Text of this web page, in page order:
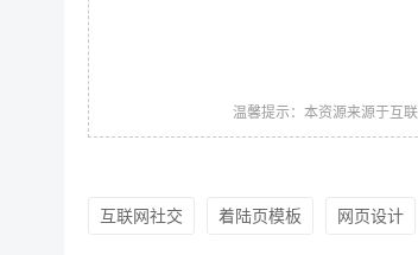
温馨提示：本资源来源于互
互联网社交 着陆页模板 网页设计